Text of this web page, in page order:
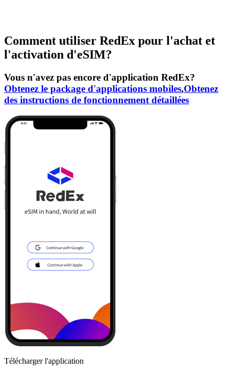
Comment utiliser RedEx pour l'achat et
l'activation d'eSIM?
Vous n'avez pas encore d'application RedEx?
Obtenez le package d'applications mobiles,Obtenez
des instructions de fonctionnement détaillées
Télécharger l'application